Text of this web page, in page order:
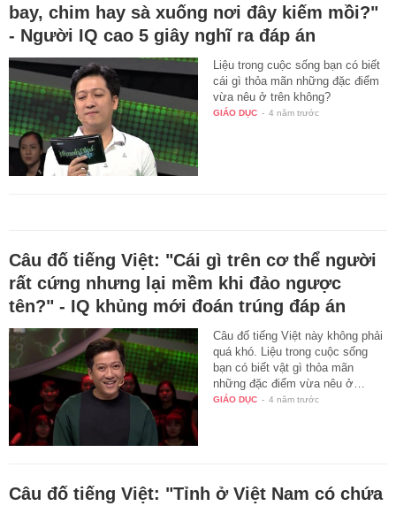
bay, chim hay sà xuống nơi đây kiếm mồi?"
- Người IQ cao 5 giây nghĩ ra đáp án
Liệu trong cuộc sống bạn có biết
cái gì thỏa mãn những đặc điểm
vừa nêu ở trên không?
GIÁO DỤC - 4 năm trước
Câu đố tiếng Việt: "Cái gì trên cơ thể người
rất cứng nhưng lại mềm khi đảo ngược
tên?" - IQ khủng mới đoán trúng đáp án
Câu đố tiếng Việt này không phải
quá khó. Liệu trong cuộc sống
bạn có biết vật gì thỏa mãn
những đặc điểm vừa nêu ở…
GIÁO DỤC - 4 năm trước
Câu đố tiếng Việt: "Tỉnh ở Việt Nam có chứa